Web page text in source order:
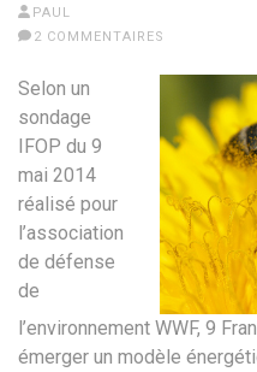
PAUL
2 COMMENTAIRES
Selon un
sondage
IFOP du 9
mai 2014
réalisé pour
l’association
de défense
de
l’environnement WWF, 9
émerger un modèle